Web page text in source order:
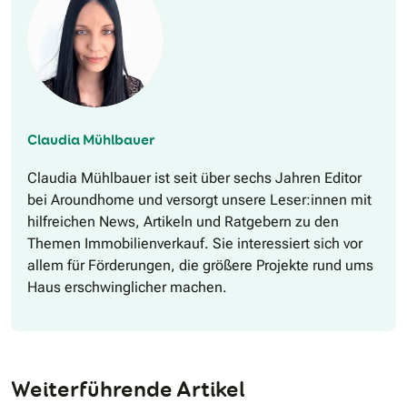
Claudia Mühlbauer
Claudia Mühlbauer ist seit über sechs Jahren Editor
bei Aroundhome und versorgt unsere Leser:innen mit
hilfreichen News, Artikeln und Ratgebern zu den
Themen Immobilienverkauf. Sie interessiert sich vor
allem für Förderungen, die größere Projekte rund ums
Haus erschwinglicher machen.
Weiterführende Artikel